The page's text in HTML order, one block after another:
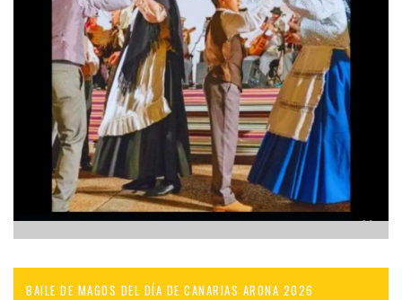
BAILE DE MAGOS DEL DÍA DE CANARIAS ARONA 2026